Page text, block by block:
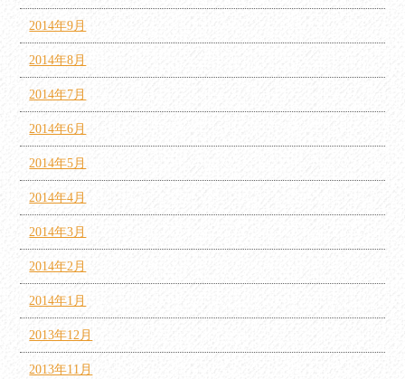
2014年9月
2014年8月
2014年7月
2014年6月
2014年5月
2014年4月
2014年3月
2014年2月
2014年1月
2013年12月
2013年11月